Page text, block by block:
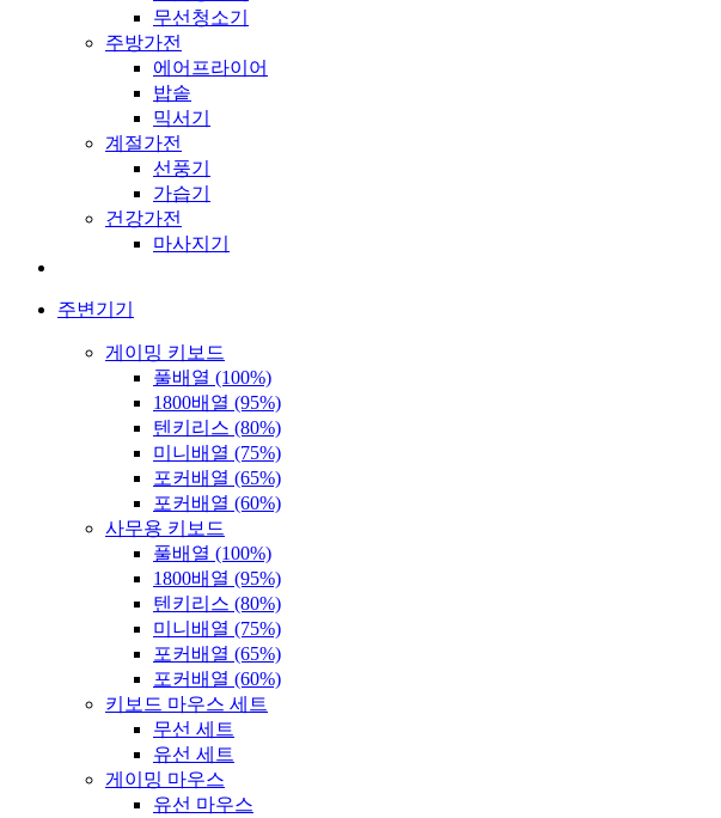
무선청소기
주방가전
에어프라이어
밥솥
믹서기
계절가전
선풍기
가습기
건강가전
마사지기
주변기기
게이밍 키보드
풀배열 (100%)
1800배열 (95%)
텐키리스 (80%)
미니배열 (75%)
포커배열 (65%)
포커배열 (60%)
사무용 키보드
풀배열 (100%)
1800배열 (95%)
텐키리스 (80%)
미니배열 (75%)
포커배열 (65%)
포커배열 (60%)
키보드 마우스 세트
무선 세트
유선 세트
게이밍 마우스
유선 마우스